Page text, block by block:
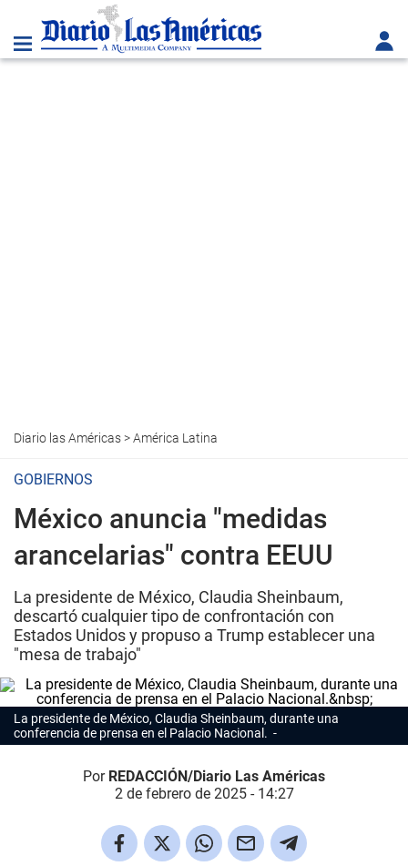
Diario las Américas>América Latina
GOBIERNOS
México anuncia "medidas
arancelarias" contra EEUU
La presidente de México, Claudia Sheinbaum,
descartó cualquier tipo de confrontación con
Estados Unidos y propuso a Trump establecer una
"mesa de trabajo"
La presidente de México, Claudia Sheinbaum, durante una
conferencia de prensa en el Palacio Nacional.
Por REDACCIÓN/Diario Las Américas
2 de febrero de 2025 - 14:27